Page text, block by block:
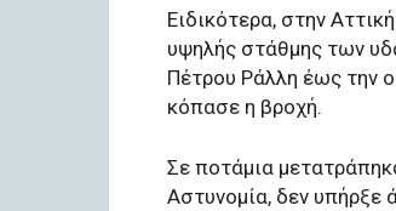
Ειδικότερα, στην
υψηλής στάθμης των
Πέτρου Ράλλη έως την
κόπασε η βροχή.
Σε ποτάμια
Αστυνομία, δεν υπήρξε